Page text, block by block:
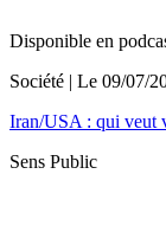
Disponible en
Société | Le 09/07/
Iran/USA : qui veut
Sens Public